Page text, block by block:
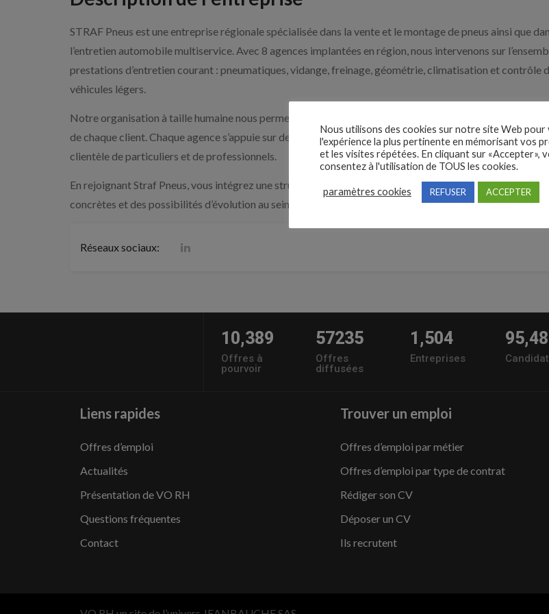
STRAF Pneus est une entreprise régionale spécialisée dans la vente et le montage de pneus ainsi que
l’entretien automobile multiservice. Avec 8 agences implantées en région, nous intervenons sur
prestations d’entretien courant : pneumatiques, vidange, freinage, géométrie, climatisation et contrôle
véhicules légers.
Notre organisation à taille humaine nous permet d’assurer un service de qualité, réactif et adapté aux
de chaque client. Chaque agence s’appuie sur des équipes techniques qualifiées et engagées, au service
clientèle de particuliers et de professionnels.
En rejoignant Straf Pneus, vous intégrez une structure solide offrant un cadre de travail stable, des
concrètes et des possibilités d’évolution au sein du réseau.
Réseaux sociaux:
10,389
Offres à
pourvoir
57235
Offres
diffusées
1,504
Entreprises
Liens rapides
Offres d’emploi
Actualités
Présentation de VO RH
Questions fréquentes
Contact
Trouver un emploi
Offres d’emploi par métier
Offres d’emploi par type de contrat
Rédiger son CV
Déposer un CV
Ils recrutent
Nous utilisons des cookies sur notre site Web
l'expérience la plus pertinente en mémorisant vos
et les visites répétées. En cliquant sur «Accepter»,
consentez à l'utilisation de TOUS les cookies.
paramètres cookies REFUSER ACCEPTER